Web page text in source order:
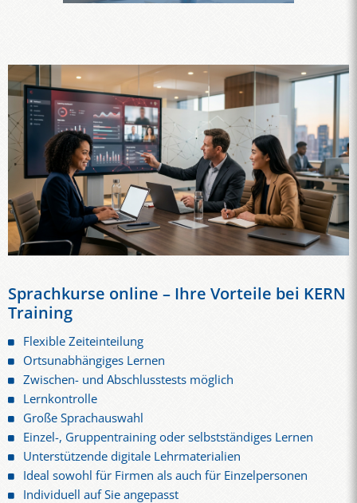
Sprachkurse online – Ihre Vorteile bei KERN
Training
Flexible Zeiteinteilung
Ortsunabhängiges Lernen
Zwischen- und Abschlusstests möglich
Lernkontrolle
Große Sprachauswahl
Einzel-, Gruppentraining oder selbstständiges Lernen
Unterstützende digitale Lehrmaterialien
Ideal sowohl für Firmen als auch für Einzelpersonen
Individuell auf Sie angepasst